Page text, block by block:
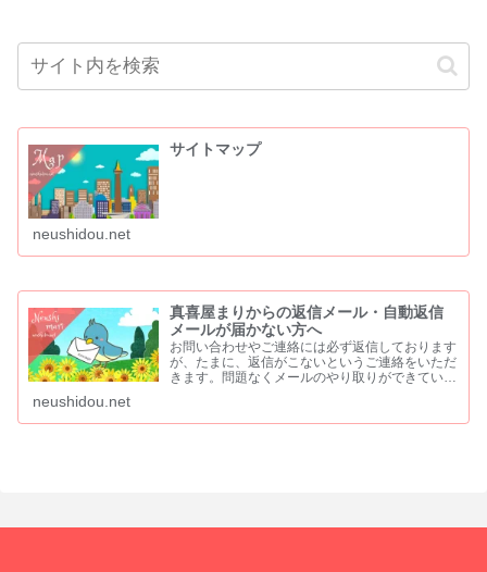
サイトマップ
neushidou.net
真喜屋まりからの返信メール・自動返信
メールが届かない方へ
お問い合わせやご連絡には必ず返信しております
が、たまに、返信がこないというご連絡をいただ
きます。問題なくメールのやり取りができていた
neushidou.net